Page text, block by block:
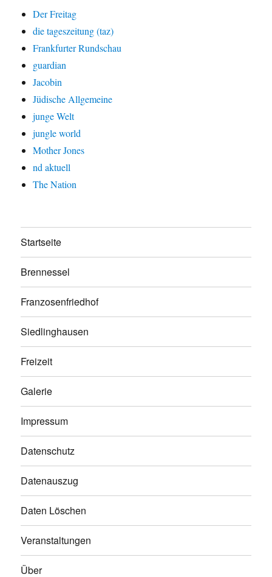
Der Freitag
die tageszeitung (taz)
Frankfurter Rundschau
guardian
Jacobin
Jüdische Allgemeine
junge Welt
jungle world
Mother Jones
nd aktuell
The Nation
Startseite
Brennessel
Franzosenfriedhof
Siedlinghausen
Freizeit
Galerie
Impressum
Datenschutz
Datenauszug
Daten Löschen
Veranstaltungen
Über